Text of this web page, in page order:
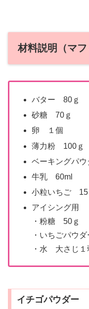
材料説明（マフ
バター 80ｇ
砂糖 70ｇ
卵 １個
薄力粉 100ｇ
ベーキングパ
牛乳 60ml
小粒いちご 15
アイシング用
・粉糖
・いちご
・水 大さじ１
イチゴパウダー